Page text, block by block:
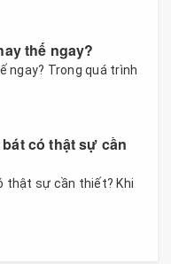
thế ngay?
ngay? Trong quá trình
có thật sự cần
thật sự cần thiết? Khi